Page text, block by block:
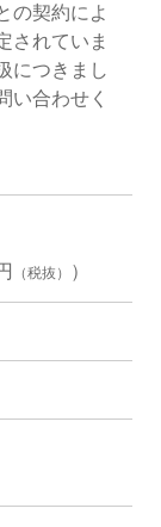
の契約によ
されていま
につきまし
い合わせく
（税抜） ）